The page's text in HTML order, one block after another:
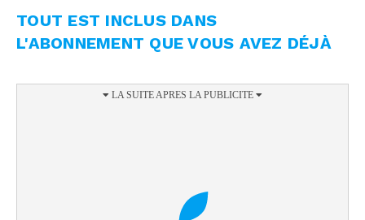
TOUT EST INCLUS DANS
L'ABONNEMENT QUE VOUS AVEZ DÉJÀ